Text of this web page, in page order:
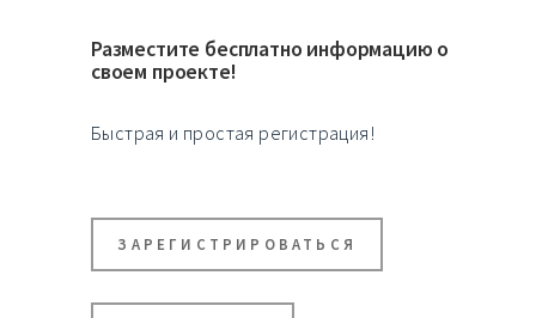
Разместите бесплатно информацию о
своем проекте!
Быстрая и простая регистрация!
ЗАРЕГИСТРИРОВАТЬСЯ